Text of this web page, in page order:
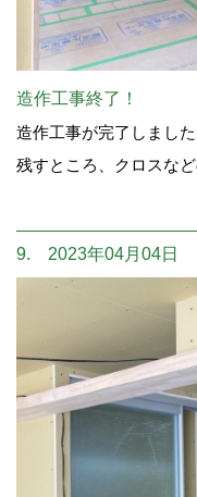
造作工事終了！
造作工事が完了しました
残すところ、クロスな
9. 2023年04月04日